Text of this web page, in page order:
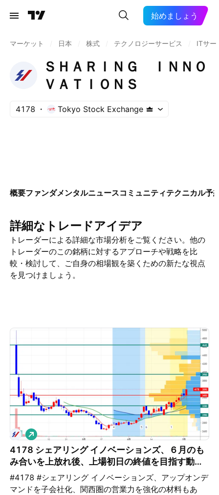
始めましょう
マーケット 日本 株式 テクノロジーサービス ITサー
ＳＨＡＲＩＮＧ ＩＮＮＯ
ＶＡＴＩＯＮＳ
4178 Tokyo Stock Exchange
概要ファンダメンタルニュースコミュニティテクニカル予
詳細なトレードアイデア
トレーダーによる詳細な市場分析をご覧ください。他の
トレーダーのこの銘柄に対するアプローチや戦略を比
較・検討して、ご自身の相場観を築くための新たな視点
を見つけましょう。
4178 シェアリング イノベーションズ、６月のも
み合いを上放れ後、上場初日の終値を目指す動き
か？
#4178 #シェアリング イノベーションズ、アップオンデ
マンドを子会社化、関西圏の営業力を強化の材料もあ
ロ
ン
グ